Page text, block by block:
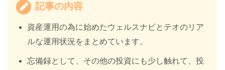
記事の内容
資産運用の為に始めたウェルスナビとテオのリア
ルな運用状況をまとめています。
忘備録として、その他の投資にも少し触れて、投